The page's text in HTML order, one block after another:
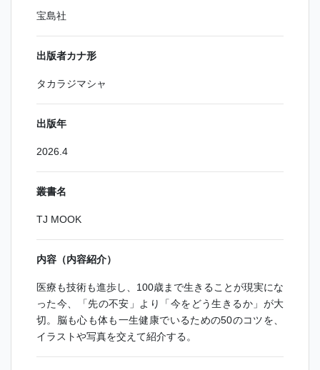
宝島社
出版者カナ形
タカラジマシャ
出版年
2026.4
叢書名
TJ MOOK
内容（内容紹介）
医療も技術も進歩し、100歳まで生きることが現実にな
った今、「先の不安」より「今をどう生きるか」が大
切。脳も心も体も一生健康でいるための50のコツを、
イラストや写真を交えて紹介する。